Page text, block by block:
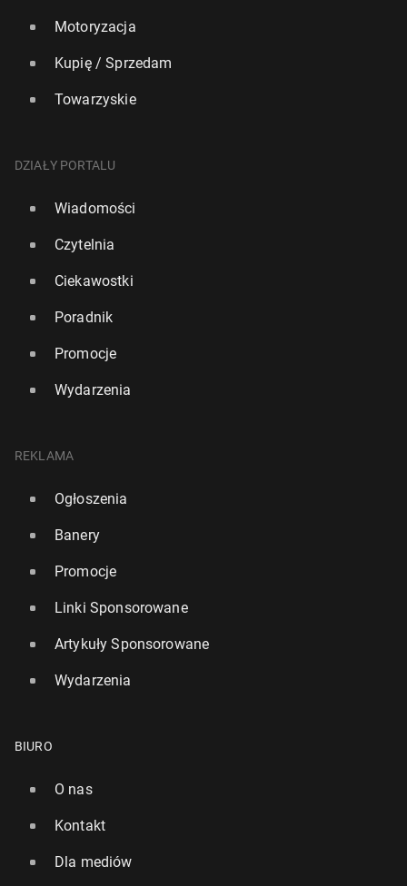
Motoryzacja
Kupię / Sprzedam
Towarzyskie
DZIAŁY PORTALU
Wiadomości
Czytelnia
Ciekawostki
Poradnik
Promocje
Wydarzenia
REKLAMA
Ogłoszenia
Banery
Promocje
Linki Sponsorowane
Artykuły Sponsorowane
Wydarzenia
BIURO
O nas
Kontakt
Dla mediów